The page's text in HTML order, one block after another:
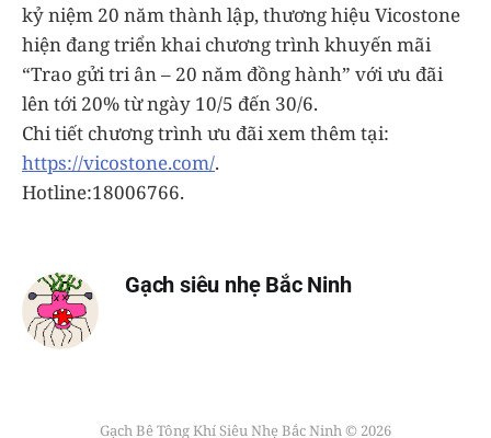
kỷ niệm 20 năm thành lập, thương hiệu Vicostone
hiện đang triển khai chương trình khuyến mãi
“Trao gửi tri ân – 20 năm đồng hành” với ưu đãi
lên tới 20% từ ngày 10/5 đến 30/6.
Chi tiết chương trình ưu đãi xem thêm tại:
https://vicostone.com/.
Hotline:18006766.
Gạch siêu nhẹ Bắc Ninh
Gạch Bê Tông Khí Siêu Nhẹ Bắc Ninh © 2026